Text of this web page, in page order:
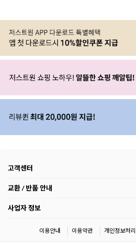
고객센터
교환 / 반품 안내
사업자 정보
이용안내 이용약관 개인정보처